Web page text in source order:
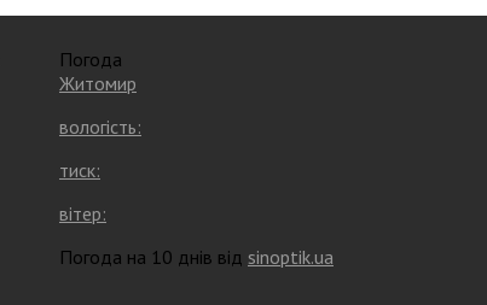
Погода
Житомир
вологість:
тиск:
вітер:
Погода на 10 днів від sinoptik.ua